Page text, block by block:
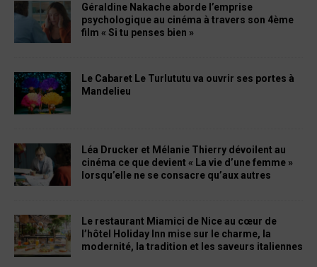
Géraldine Nakache aborde l’emprise
psychologique au cinéma à travers son 4ème
film « Si tu penses bien »
Le Cabaret Le Turlututu va ouvrir ses portes à
Mandelieu
Léa Drucker et Mélanie Thierry dévoilent au
cinéma ce que devient « La vie d’une femme »
lorsqu’elle ne se consacre qu’aux autres
Le restaurant Miamici de Nice au cœur de
l’hôtel Holiday Inn mise sur le charme, la
modernité, la tradition et les saveurs italiennes